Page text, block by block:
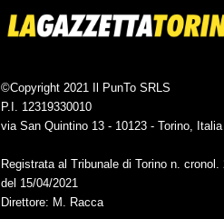
©Copyright 2021 Il PunTo SRLS
P.I. 12319330010
via San Quintino 13 - 10123 - Torino, Italia
Registrata al Tribunale di Torino n. cronol.
del 15/04/2021
Direttore: M. Racca